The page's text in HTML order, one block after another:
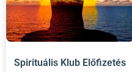
Spirituális Klub Előfizetés